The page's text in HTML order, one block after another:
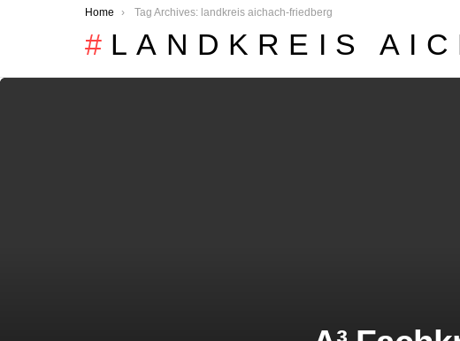
You are here:
Home Tag Archives: landkreis aichach-friedberg
LANDKREIS